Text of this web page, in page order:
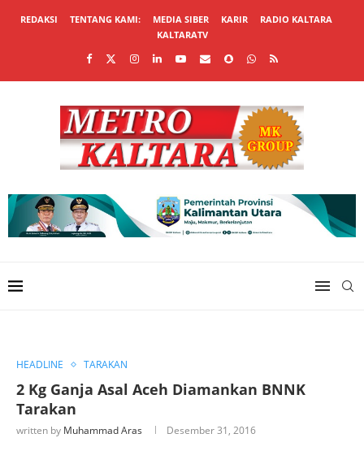
REDAKSI TENTANG KAMI: MEDIA SIBER KARIR
RADIO KALTARA
KALTARATV
HEADLINE TARAKAN
2 Kg Ganja Asal Aceh Diamankan BNNK
Tarakan
written by Muhammad Aras Desember 31, 2016